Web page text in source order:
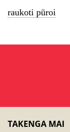
raukoti pūroi
TAKENGA MAI